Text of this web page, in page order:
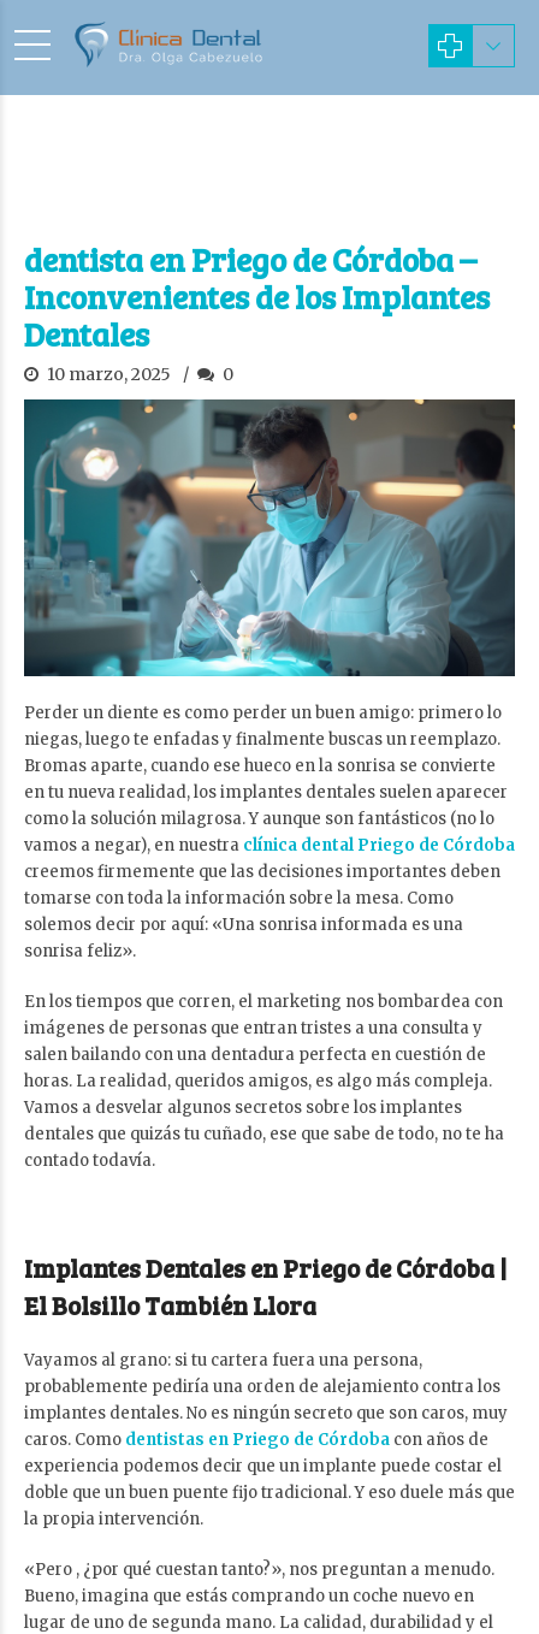
dentista en Priego de Córdoba –
Inconvenientes de los Implantes
Dentales
10 marzo, 2025 0
Perder un diente es como perder un buen amigo: primero lo
niegas, luego te enfadas y finalmente buscas un reemplazo.
Bromas aparte, cuando ese hueco en la sonrisa se convierte
en tu nueva realidad, los implantes dentales suelen aparecer
como la solución milagrosa. Y aunque son fantásticos (no lo
vamos a negar), en nuestra clínica dental Priego de Córdoba
creemos firmemente que las decisiones importantes deben
tomarse con toda la información sobre la mesa. Como
solemos decir por aquí: «Una sonrisa informada es una
sonrisa feliz».
En los tiempos que corren, el marketing nos bombardea con
imágenes de personas que entran tristes a una consulta y
salen bailando con una dentadura perfecta en cuestión de
horas. La realidad, queridos amigos, es algo más compleja.
Vamos a desvelar algunos secretos sobre los implantes
dentales que quizás tu cuñado, ese que sabe de todo, no te ha
contado todavía.
Implantes Dentales en Priego de Córdoba |
El Bolsillo También Llora
Vayamos al grano: si tu cartera fuera una persona,
probablemente pediría una orden de alejamiento contra los
implantes dentales. No es ningún secreto que son caros, muy
caros. Como dentistas en Priego de Córdoba con años de
experiencia podemos decir que un implante puede costar el
doble que un buen puente fijo tradicional. Y eso duele más que
la propia intervención.
«Pero , ¿por qué cuestan tanto?», nos preguntan a menudo.
Bueno, imagina que estás comprando un coche nuevo en
lugar de uno de segunda mano. La calidad, durabilidad y el